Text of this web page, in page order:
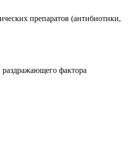
препаратов (антибиотики,
раздражающего фактора